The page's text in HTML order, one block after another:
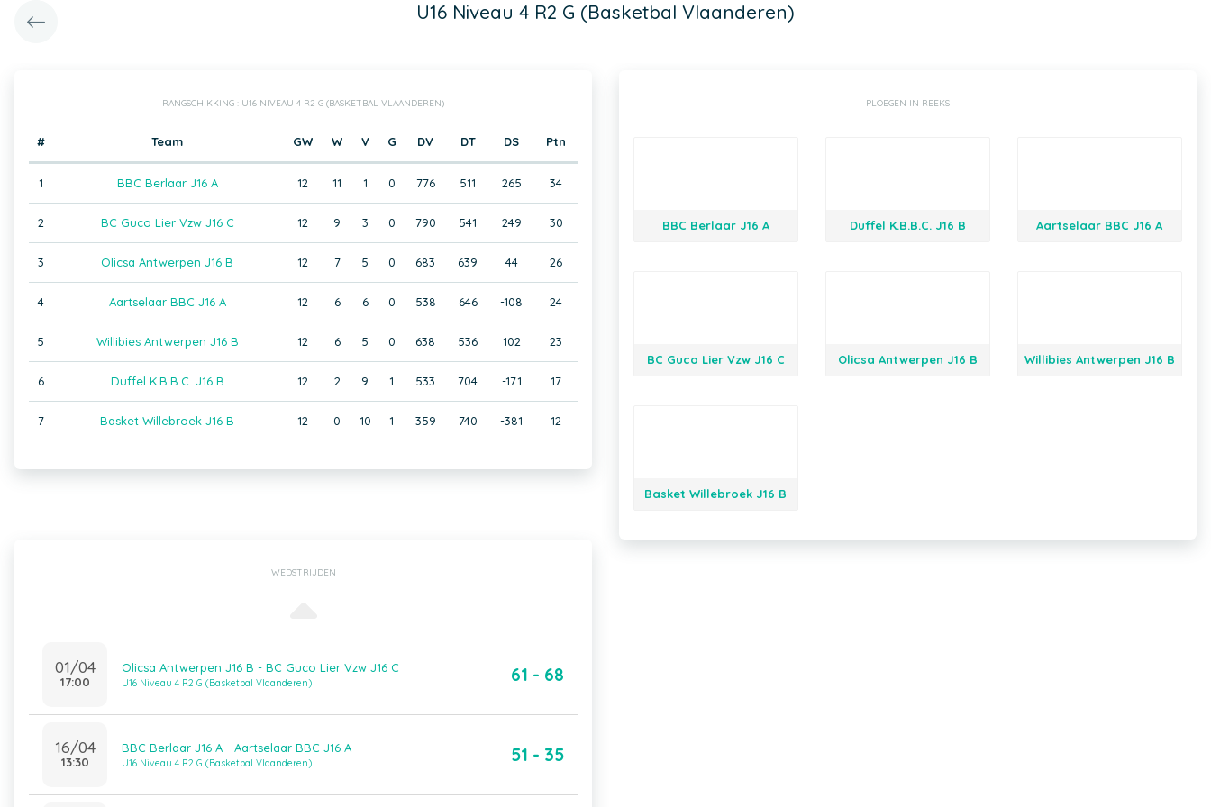
U16 Niveau 4 R2 G (Basketbal Vlaanderen)
RANGSCHIKKING : U16 NIVEAU 4 R2 G (BASKETBAL VLAANDEREN)
# Team GW W V G DV DT DS Ptn
1 BBC Berlaar J16 A 12 11 1 0 776 511 265 34
2 BC Guco Lier Vzw J16 C 12 9 3 0 790 541 249 30
3 Olicsa Antwerpen J16 B 12 7 5 0 683 639 44 26
4 Aartselaar BBC J16 A 12 6 6 0 538 646 -108 24
5 Willibies Antwerpen J16 B 12 6 5 0 638 536 102 23
6 Duffel K.B.B.C. J16 B 12 2 9 1 533 704 -171 17
7 Basket Willebroek J16 B 12 0 10 1 359 740 -381 12
PLOEGEN IN REEKS
BBC Berlaar J16 A Duffel K.B.B.C. J16 B Aartselaar BBC J16 A
BC Guco Lier Vzw J16 C Olicsa Antwerpen J16 B Willibies Antwerpen J16 B
Basket Willebroek J16 B
WEDSTRIJDEN
01/04
17:00
Olicsa Antwerpen J16 B - BC Guco Lier Vzw J16 C
U16 Niveau 4 R2 G (Basketbal Vlaanderen) 61 - 68
16/04
13:30
BBC Berlaar J16 A - Aartselaar BBC J16 A
U16 Niveau 4 R2 G (Basketbal Vlaanderen) 51 - 35